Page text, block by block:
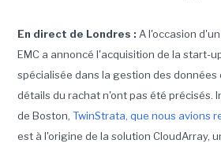
En direct de Londres : A l'occasion
EMC a annoncé l'acquisition de la start-
spécialisée dans la gestion des données
détails du rachat n'ont pas été précisés.
de Boston, TwinStrata, que nous avions
est à l'origine de la solution CloudArray,